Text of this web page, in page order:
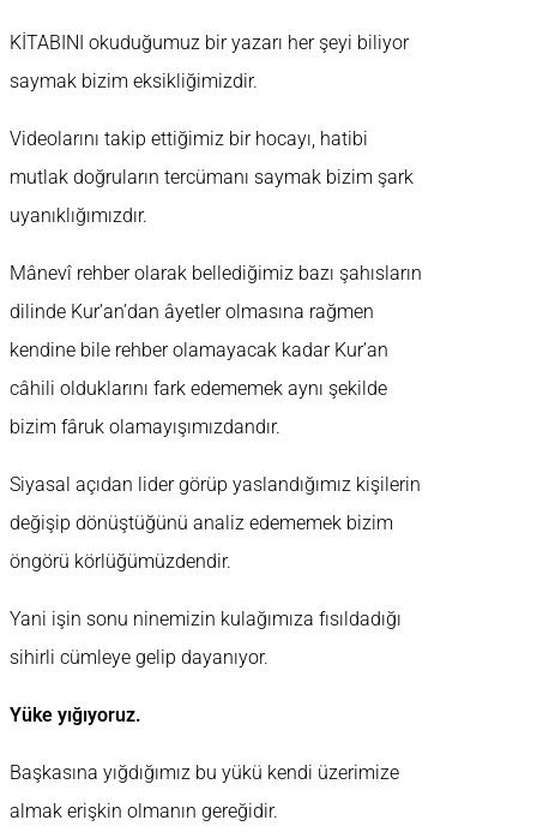
KİTABINI okuduğumuz bir yazarı her şeyi biliyor
saymak bizim eksikliğimizdir.
Videolarını takip ettiğimiz bir hocayı, hatibi
mutlak doğruların tercümanı saymak bizim şark
uyanıklığımızdır.
Mânevî rehber olarak bellediğimiz bazı şahısların
dilinde Kur’an’dan âyetler olmasına rağmen
kendine bile rehber olamayacak kadar Kur’an
câhili olduklarını fark edememek aynı şekilde
bizim fâruk olamayışımızdandır.
Siyasal açıdan lider görüp yaslandığımız kişilerin
değişip dönüştüğünü analiz edememek bizim
öngörü körlüğümüzdendir.
Yani işin sonu ninemizin kulağımıza fısıldadığı
sihirli cümleye gelip dayanıyor.
Yüke yığıyoruz.
Başkasına yığdığımız bu yükü kendi üzerimize
almak erişkin olmanın gereğidir.